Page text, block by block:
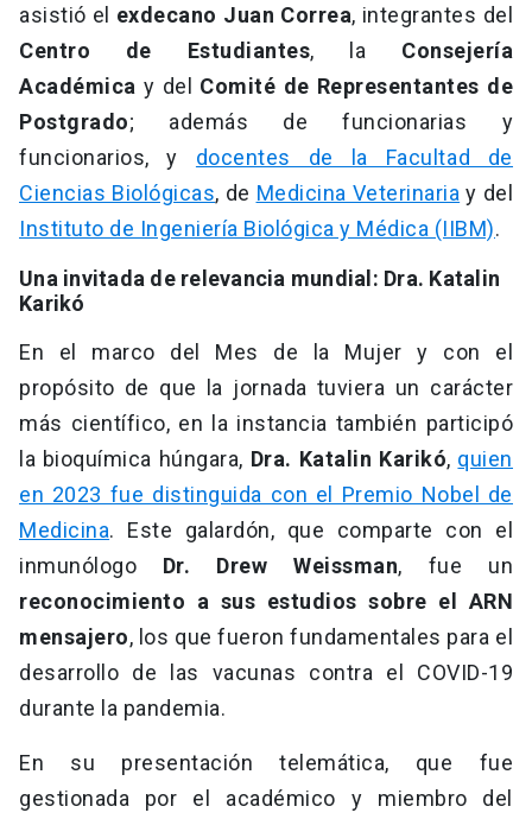
asistió el exdecano Juan Correa, integrantes del
Centro de Estudiantes, la Consejería
Académica y del Comité de Representantes de
Postgrado; además de funcionarias y
funcionarios, y docentes de la Facultad de
Ciencias Biológicas, de Medicina Veterinaria y del
Instituto de Ingeniería Biológica y Médica (IIBM).
Una invitada de relevancia mundial: Dra. Katalin
Karikó
En el marco del Mes de la Mujer y con el
propósito de que la jornada tuviera un carácter
más científico, en la instancia también participó
la bioquímica húngara, Dra. Katalin Karikó, quien
en 2023 fue distinguida con el Premio Nobel de
Medicina. Este galardón, que comparte con el
inmunólogo Dr. Drew Weissman, fue un
reconocimiento a sus estudios sobre el ARN
mensajero, los que fueron fundamentales para el
desarrollo de las vacunas contra el COVID-19
durante la pandemia.
En su presentación telemática, que fue
gestionada por el académico y miembro del